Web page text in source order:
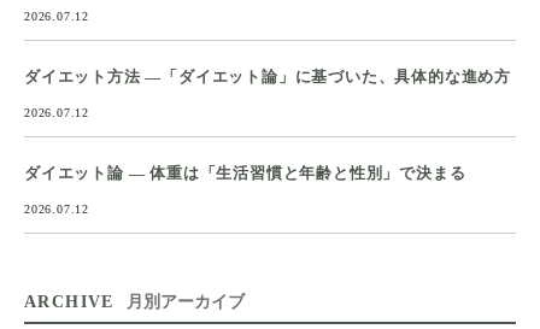
2026.07.12
ダイエット方法 ―「ダイエット論」に基づいた、具体的な進め方
2026.07.12
ダイエット論 ― 体重は「生活習慣と年齢と性別」で決まる
2026.07.12
ARCHIVE 月別アーカイブ